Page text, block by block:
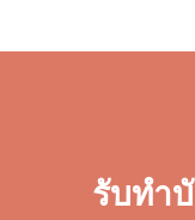
รับทำ